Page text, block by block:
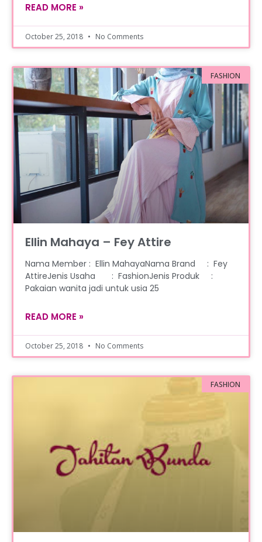
READ MORE »
October 25, 2018 No Comments
FASHION
Ellin Mahaya – Fey Attire
Nama Member : Ellin MahayaNama Brand : Fey
AttireJenis Usaha : FashionJenis Produk :
Pakaian wanita jadi untuk usia 25
READ MORE »
October 25, 2018 No Comments
FASHION